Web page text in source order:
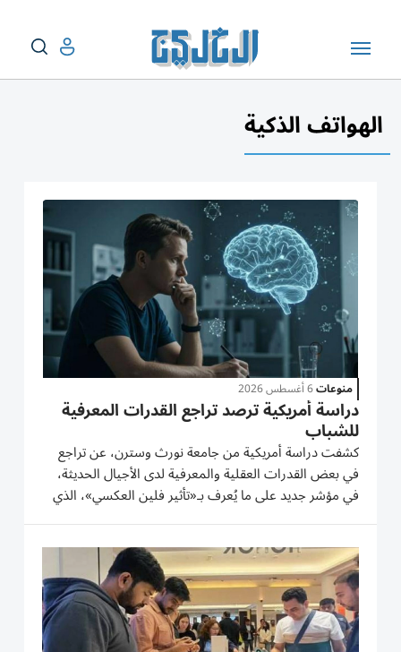
الهواتف الذكية
منوعات6 أغسطس 2026
دراسة أمريكية ترصد تراجع القدرات المعرفية
للشباب
كشفت دراسة أمريكية من جامعة نورث وسترن، عن تراجع
في بعض القدرات العقلية والمعرفية لدى الأجيال الحديثة،
في مؤشر جديد على ما يُعرف بـ«تأثير فلين العكسي»، الذي
يشير إلى انخفاض أداء اختبارات الذكاء بعد عقود من الارتفاع
الولايات...